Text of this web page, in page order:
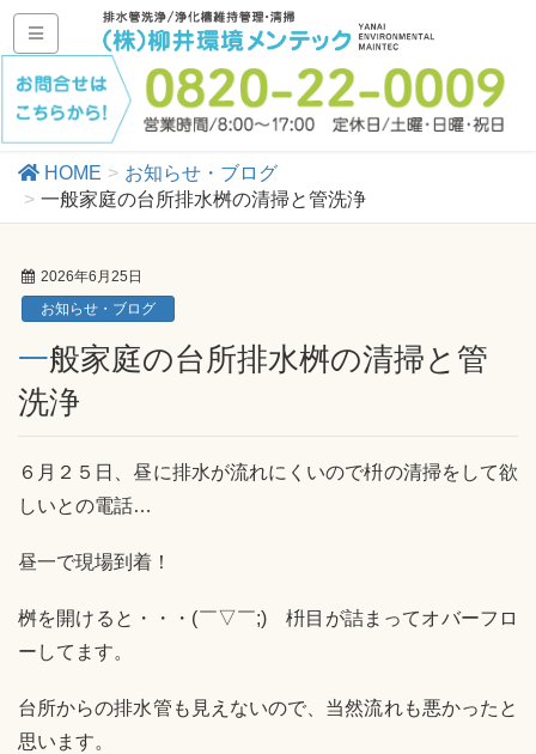
HOME
お知らせ・ブログ
一般家庭の台所排水桝の清掃と管洗浄
2026年6月25日
お知らせ・ブログ
一般家庭の台所排水桝の清掃と管
洗浄
６月２５日、昼に排水が流れにくいので枡の清掃をして欲
しいとの電話…
昼一で現場到着！
桝を開けると・・・(￣▽￣;) 枡目が詰まってオバーフロ
ーしてます。
台所からの排水管も見えないので、当然流れも悪かったと
思います。